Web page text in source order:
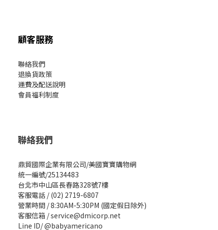
顧客服務
聯絡我們
退換貨政策
運費及配送說明
會員福利制度
聯絡我們
鼎貿國際企業有限公司/美國寶寶購物網
統一編號/25134483
台北市中山區長春路328號7樓
客服電話 / (02) 2719-6807
營業時間 / 8:30AM-5:30PM (國定假日除外)
客服信箱 / service@dmicorp.net
Line ID/ @babyamericano